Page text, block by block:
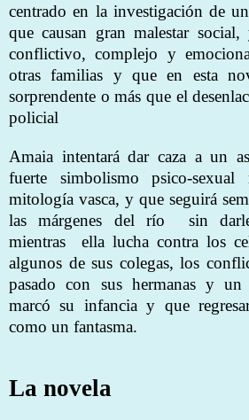
centrado en la investigación de
que causan gran malestar
conflictivo, complejo y
otras familias y que en esta
sorprendente o más que el
policial
Amaia intentará dar caza a un
fuerte simbolismo psico-
mitología vasca, y que seguirá
las márgenes del río sin darle
mientras ella lucha contra los
algunos de sus colegas, los
pasado con sus hermanas y un
marcó su infancia y que
como un fantasma.
La novela